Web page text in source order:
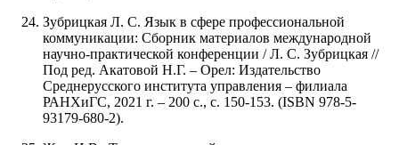
Зубрицкая Л. С. Язык в сфере профессиональной
коммуникации: Сборник материалов международной
научно-практической конференции / Л. С. Зубрицкая //
Под ред. Акатовой Н.Г. – Орел: Издательство
Среднерусского института управления – филиала
РАНХиГС, 2021 г. – 200 с., с. 150-153. (ISBN 978-5-
93179-680-2).